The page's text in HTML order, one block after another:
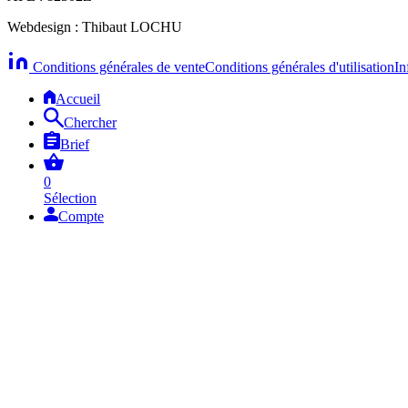
Webdesign : Thibaut LOCHU
Conditions générales de venteConditions générales d'utilisation
Accueil
Chercher
Brief
0
Sélection
Compte